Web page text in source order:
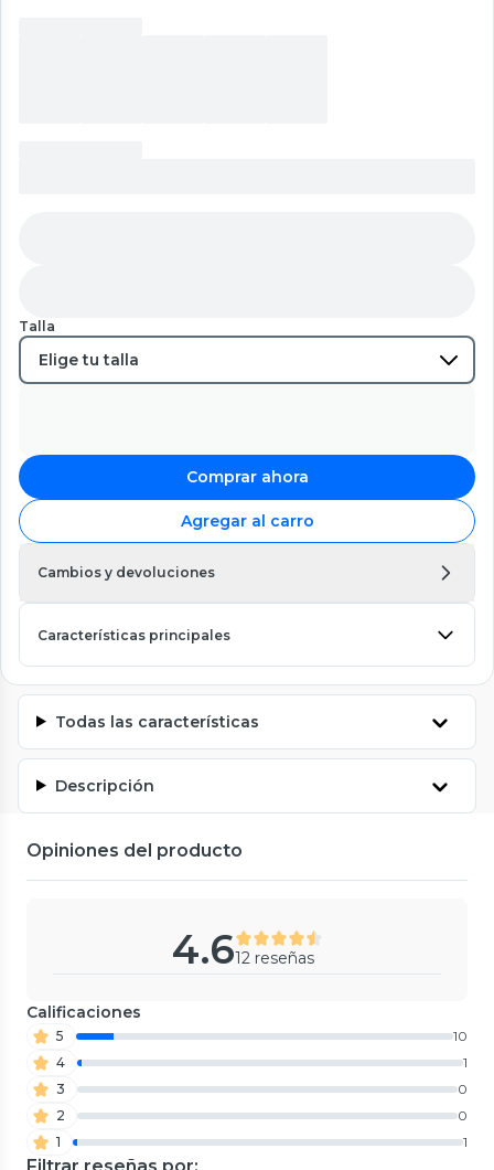
Talla
Comprar ahora
Agregar al carro
Cambios y devoluciones
Características principales
Todas las características
Descripción
Opiniones del producto
4.612 reseñas
Calificaciones
5
10
4
1
3
0
2
0
1
1
Filtrar reseñas por: